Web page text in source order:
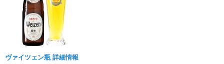
ヴァイツェン瓶 詳細情報